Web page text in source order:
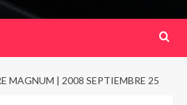
MAGNUM | 2008 SEPTIEMBRE 25